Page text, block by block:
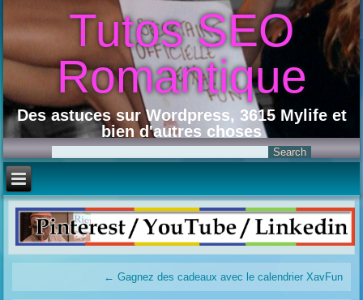
Tutos SEO
Romantique
Des astuces sur Wordpress, 3615 Mylife et
bien d'autres choses
← Gagnez des cadeaux avec le calendrier XavFun